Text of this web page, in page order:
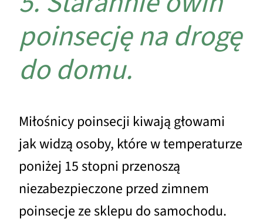
poinsecję na drogę
do domu.
Miłośnicy poinsecji kiwają głowami
jak widzą osoby, które w temperaturze
poniżej 15 stopni przenoszą
niezabezpieczone przed zimnem
poinsecje ze sklepu do samochodu.